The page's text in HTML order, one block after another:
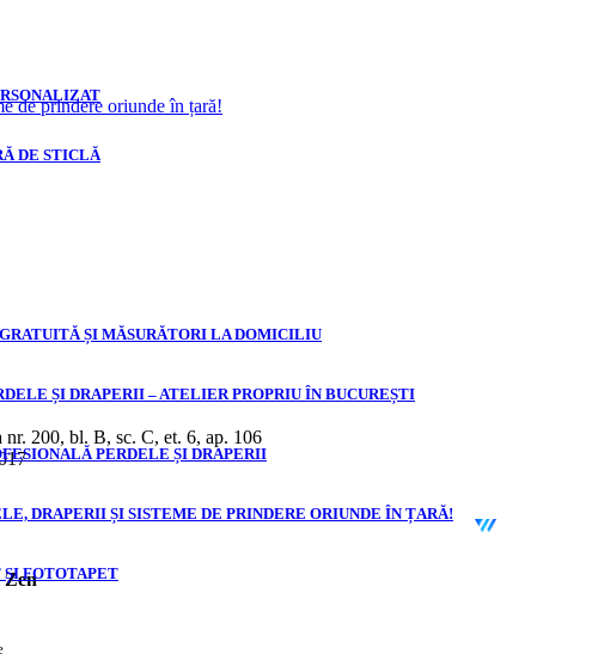
DE STICLĂ
ȘI MĂSURĂTORI LA DOMICILIU
ȘI DRAPERII – ATELIER PROPRIU ÎN BUCUREȘTI
PERDELE ȘI DRAPERII
DRAPERII ȘI SISTEME DE PRINDERE ORIUNDE ÎN ȚARĂ!
FOTOTAPET
de prindere oriunde în țară!
200, bl. B, sc. C, et. 6, ap. 106
© 2026
Zen